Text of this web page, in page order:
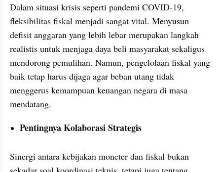
Dalam situasi krisis seperti pandemi COVID-19,
fleksibilitas fiskal menjadi sangat vital. Menyusun
defisit anggaran yang lebih lebar merupakan langkah
realistis untuk menjaga daya beli masyarakat sekaligus
mendorong pemulihan. Namun, pengelolaan fiskal yang
baik tetap harus dijaga agar beban utang tidak
menggerus kemampuan keuangan negara di masa
mendatang.
Pentingnya Kolaborasi Strategis
Sinergi antara kebijakan moneter dan fiskal bukan